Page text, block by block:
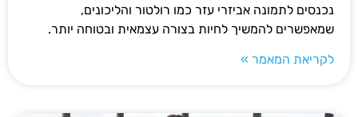
נכנסים לתמונה אביזרי עזר כמו רולטור והליכונים,
שמאפשרים להמשיך לחיות בצורה עצמאית ובטוחה יותר.
לקריאת המאמר »